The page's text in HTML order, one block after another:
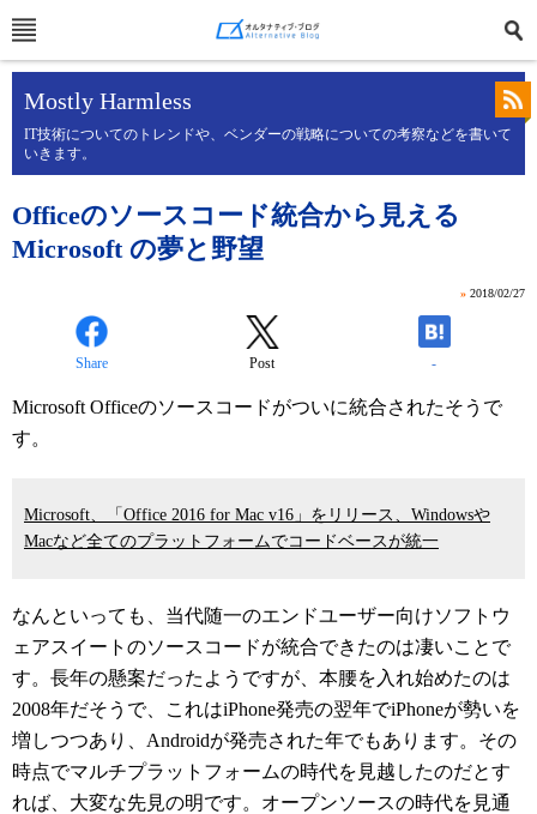
Mostly Harmless
IT技術についてのトレンドや、ベンダーの戦略についての考察などを書いて
いきます。
Officeのソースコード統合から見える
Microsoft の夢と野望
» 2018/02/27
Share Post -
Microsoft Officeのソースコードがついに統合されたそうで
す。
Microsoft、「Office 2016 for Mac v16」をリリース、Windowsや
Macなど全てのプラットフォームでコードベースが統一
なんといっても、当代随一のエンドユーザー向けソフトウ
ェアスイートのソースコードが統合できたのは凄いことで
す。長年の懸案だったようですが、本腰を入れ始めたのは
2008年だそうで、これはiPhone発売の翌年でiPhoneが勢いを
増しつつあり、Androidが発売された年でもあります。その
時点でマルチプラットフォームの時代を見越したのだとす
れば、大変な先見の明です。オープンソースの時代を見通